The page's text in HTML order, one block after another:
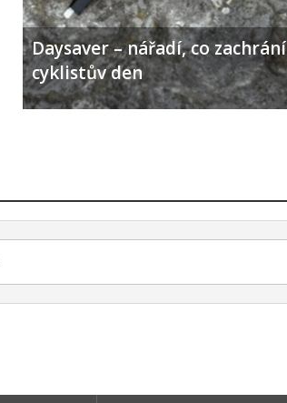
Daysaver – nářadí, co zachrání
cyklistův den